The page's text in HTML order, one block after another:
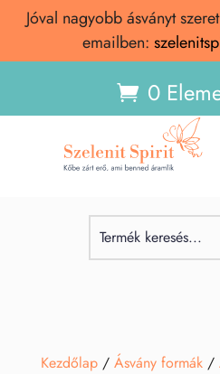
Jóval nagyobb ásványt
emailben:
0
Kezdőlap/ Ásvány formák/